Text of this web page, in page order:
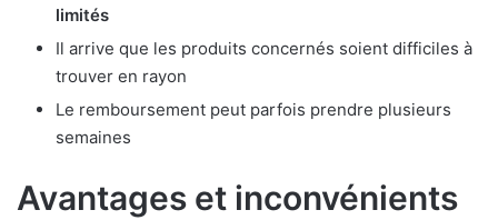
limités
Il arrive que les produits concernés soient difficiles à
trouver en rayon
Le remboursement peut parfois prendre plusieurs
semaines
Avantages et inconvénients